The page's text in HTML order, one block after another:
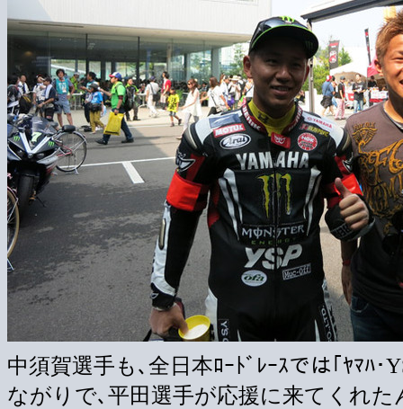
中須賀選手も､全日本ﾛｰﾄﾞﾚｰｽでは｢ﾔﾏﾊ･
ながりで､平田選手が応援に来てくれ